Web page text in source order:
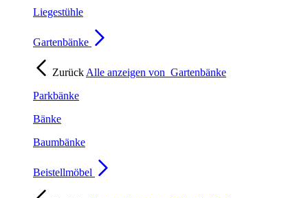
Liegestühle
Gartenbänke
Zurück Alle anzeigen von Gartenbänke
Parkbänke
Bänke
Baumbänke
Beistellmöbel